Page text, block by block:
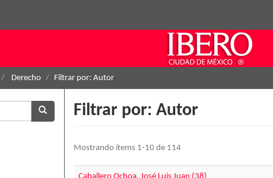
Derecho Filtrar por: Autor
Filtrar por: Autor
Mostrando ítems 1-10 de 114